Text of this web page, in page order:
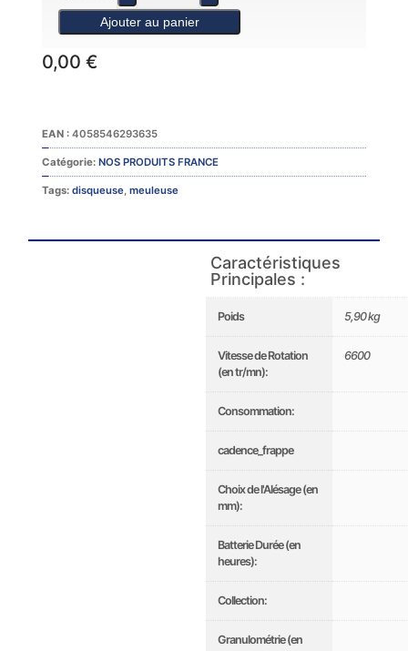
0,00 €
Catégorie: NOS PRODUITS FRANCE
Tags: disqueuse, meuleuse
Caractéristiques
Principales :
Poids 5,90 kg
Vitesse de Rotation
(en tr/mn):
6600
Consommation:
cadence_frappe
Choix de l'Alésage (en
mm):
Batterie Durée (en
heures):
Collection:
Granulométrie (en